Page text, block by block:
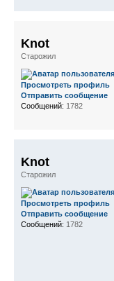
Knot
Старожил
Просмотреть профиль
Отправить сообщение
Сообщений: 1782
Knot
Старожил
Просмотреть профиль
Отправить сообщение
Сообщений: 1782